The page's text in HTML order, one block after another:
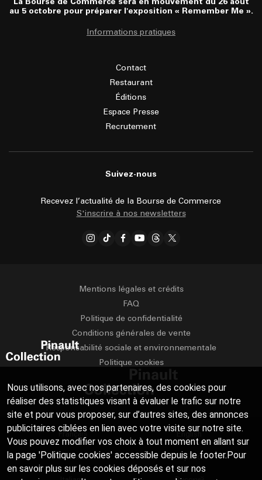
au 5 octobre pour préparer l'exposition « Remember Me ».
Informations pratiques
Contact
Restaurant
Éditions
Espace Presse
Recrutement
Suivez-nous
Recevez l’actualité de la Bourse de Commerce
S'inscrire à nos newsletters
Mentions légales et crédits
FAQ
Politique de confidentialité
Conditions générales de vente
Responsabilité sociale et environnementale
Politique cookies
Français English
Deutsch Español
Nous utilisons, avec nos partenaires, des cookies pour
réaliser des statistiques visant à évaluer le trafic sur notre
site et pour vous proposer, sur d’autres sites, des annonces
publicitaires ciblées en lien avec votre visite sur notre site.
Vous pouvez modifier vos choix à tout moment en allant sur
la page 'Politique cookies' accessible depuis le footer.Pour
en savoir plus sur les cookies déposés et sur nos